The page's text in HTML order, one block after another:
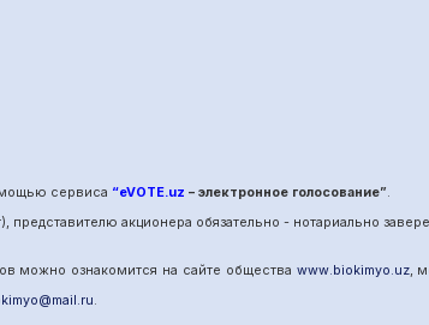
сервиса “eVOTE.uz – электронное голосование”.
акционера обязательно - нотариально
можно ознакомится на сайте общества www.biokimyo.uz,
.